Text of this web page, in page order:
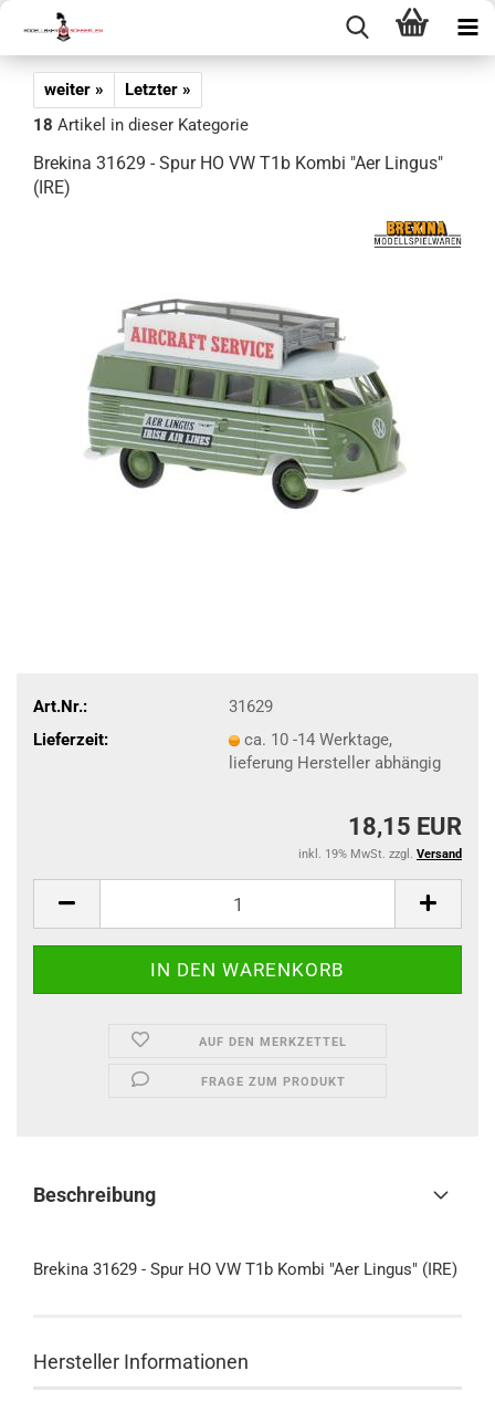
weiter »
Letzter »
18 Artikel in dieser Kategorie
Brekina 31629 - Spur HO VW T1b Kombi "Aer Lingus"
(IRE)
Art.Nr.:
31629
Lieferzeit:
ca. 10 -14 Werktage,
lieferung Hersteller abhängig
18,15 EUR
inkl. 19% MwSt. zzgl. Versand
AUF DEN MERKZETTEL
FRAGE ZUM PRODUKT
Beschreibung
Brekina 31629 - Spur HO VW T1b Kombi "Aer Lingus" (IRE)
Hersteller Informationen